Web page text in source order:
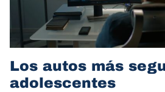
Los autos más
adolescentes